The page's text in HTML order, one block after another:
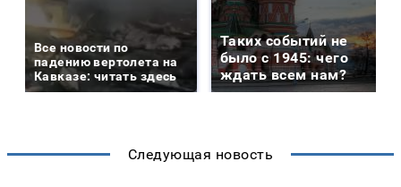
Все новости по
падению вертолета на
Кавказе: читать здесь
Таких событий не
было с 1945: чего
ждать всем нам?
Следующая новость